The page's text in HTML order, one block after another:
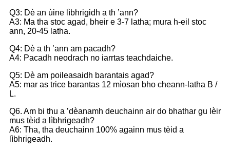
Q3: Dè an ùine lìbhrigidh a th ’ann?
A3: Ma tha stoc agad, bheir e 3-7 latha; mura h-eil stoc
ann, 20-45 latha.
Q4: Dè a th ’ann am pacadh?
A4: Pacadh neodrach no iarrtas teachdaiche.
Q5: Dè am poileasaidh barantais agad?
A5: mar as trice barantas 12 mìosan bho cheann-latha B /
L.
Q6. Am bi thu a ’dèanamh deuchainn air do bhathar gu lèir
mus tèid a lìbhrigeadh?
A6: Tha, tha deuchainn 100% againn mus tèid a
lìbhrigeadh.